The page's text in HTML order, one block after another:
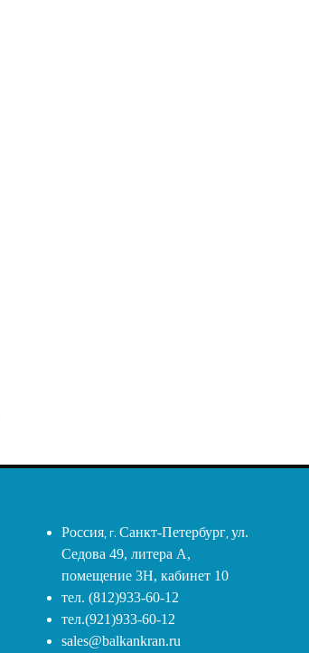
Россия, г. Санкт-Петербург,ул.
Седова 49, литера А,
помещение 3Н, кабинет 10
тел. (812)933-60-12
тел.(921)933-60-12
sales@balkankran.ru